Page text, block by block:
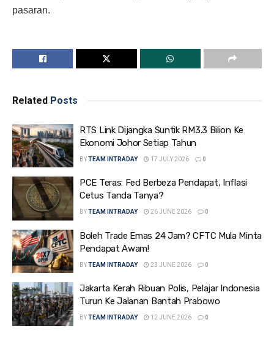
pasaran.
Related Posts
RTS Link Dijangka Suntik RM3.3 Bilion Ke
Ekonomi Johor Setiap Tahun
BYTEAM INTRADAY 17 JULY 2026 0
PCE Teras: Fed Berbeza Pendapat, Inflasi
Cetus Tanda Tanya?
BYTEAM INTRADAY 26 JUNE 2026 0
Boleh Trade Emas 24 Jam? CFTC Mula Minta
Pendapat Awam!
BYTEAM INTRADAY 23 JUNE 2026 0
Jakarta Kerah Ribuan Polis, Pelajar Indonesia
Turun Ke Jalanan Bantah Prabowo
BYTEAM INTRADAY 12 JUNE 2026 0